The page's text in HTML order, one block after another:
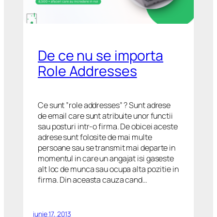
De ce nu se importa
Role Addresses
Ce sunt ”role addresses” ? Sunt adrese
de email care sunt atribuite unor functii
sau posturi intr-o firma. De obicei aceste
adrese sunt folosite de mai multe
persoane sau se transmit mai departe in
momentul in care un angajat isi gaseste
alt loc de munca sau ocupa alta pozitie in
firma. Din aceasta cauza cand…
iunie 17, 2013